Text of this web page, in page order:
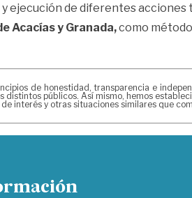
ejecución de diferentes
Acacías y Granada,como
de honestidad, transparencia e
públicos. Así mismo, hemos
interés y otras situaciones similares que